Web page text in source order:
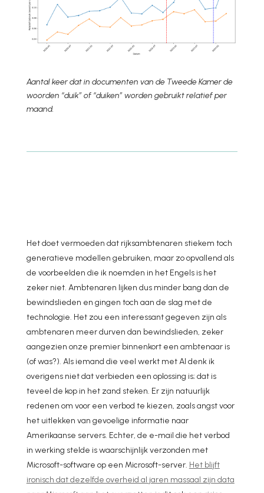
Aantal keer dat in documenten van de Tweede Kamer de
woorden “duik” of “duiken” worden gebruikt relatief per
maand.
Het doet vermoeden dat rijksambtenaren stiekem toch
generatieve modellen gebruiken, maar zo opvallend als
de voorbeelden die ik noemden in het Engels is het
zeker niet. Ambtenaren lijken dus minder bang dan de
bewindslieden en gingen toch aan de slag met de
technologie. Het zou een interessant gegeven zijn als
ambtenaren meer durven dan bewindslieden, zeker
aangezien onze premier binnenkort een ambtenaar is
(of was?). Als iemand die veel werkt met AI denk ik
overigens niet dat verbieden een oplossing is; dat is
teveel de kop in het zand steken. Er zijn natuurlijk
redenen om voor een verbod te kiezen, zoals angst voor
het uitlekken van gevoelige informatie naar
Amerikaanse servers. Echter, de e-mail die het verbod
in werking stelde is waarschijnlijk verzonden met
Microsoft-software op een Microsoft-server. Het blijft
ironisch dat dezelfde overheid al jaren massaal zijn data